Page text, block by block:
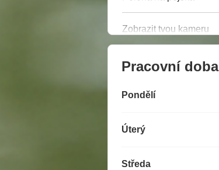
Zobrazit tvou kameru
Pracovní doba
Pondělí
Úterý
Středa